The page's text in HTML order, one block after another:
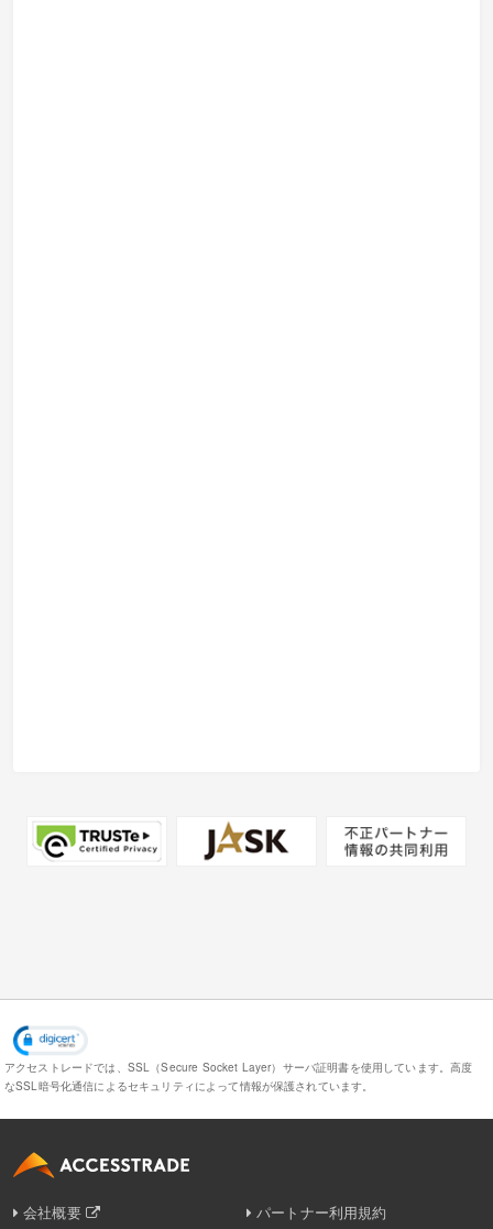
アクセストレードでは、SSL（Secure Socket Layer）サーバ証明書を使用しています。高度
なSSL暗号化通信によるセキュリティによって情報が保護されています。
会社概要 パートナー利用規約